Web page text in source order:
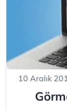
10 Aralık